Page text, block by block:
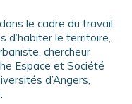
le cadre du travail
d’habiter le territoire,
chercheur
Espace et Société
d’Angers,